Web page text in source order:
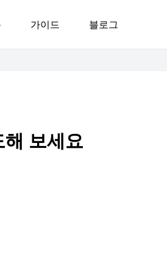
가이드 블로그
보세요